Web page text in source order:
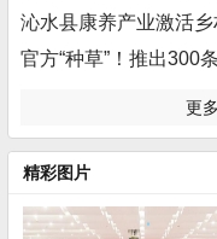
沁水县康养产业激活
官方“种草”！推出300
更
精彩图片